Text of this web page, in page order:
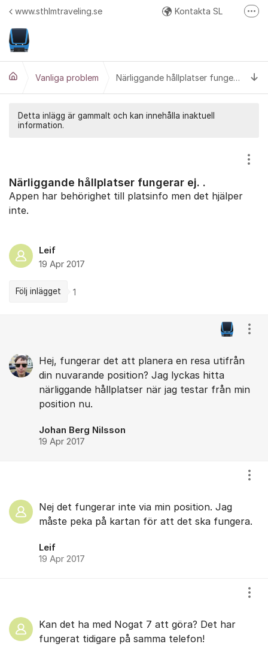
Hoppa till innehåll
www.sthlmtraveling.se Kontakta SL
Google+ (diskussion och beta test av nya versioner)
Vanliga problem Närliggande hållplatser fungerar ej. .
Detta inlägg är gammalt och kan innehålla inaktuell
information.
Närliggande hållplatser fungerar ej. .
Appen har behörighet till platsinfo men det hjälper
inte.
Leif
19 Apr 2017
Följ inlägget 1
Hej, fungerar det att planera en resa utifrån
din nuvarande position? Jag lyckas hitta
närliggande hållplatser när jag testar från min
position nu.
Johan Berg Nilsson
19 Apr 2017
Nej det fungerar inte via min position. Jag
måste peka på kartan för att det ska fungera.
Leif
19 Apr 2017
Kan det ha med Nogat 7 att göra? Det har
fungerat tidigare på samma telefon!